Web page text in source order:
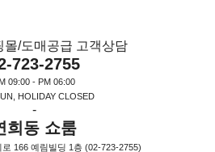
몰/도매공급 고객상담
723-2755
09:00 - PM 06:00
HOLIDAY CLOSED
-
희동 쇼룸
166 예림빌딩 1층 (02-723-2755)